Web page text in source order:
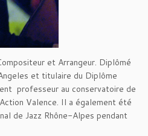
et Arrangeur. Diplômé
et titulaire du Diplôme
professeur au conservatoire de
Valence. Il a également été
de Jazz Rhône-Alpes pendant